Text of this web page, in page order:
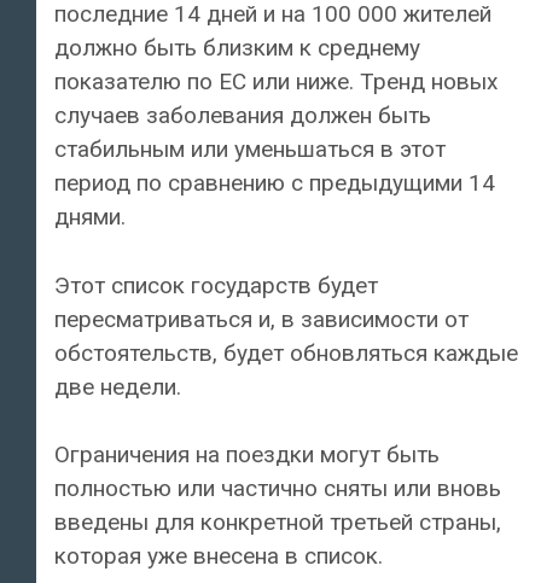
последние 14 дней и на 100 000 жителей
должно быть близким к среднему
показателю по ЕС или ниже. Тренд новых
случаев заболевания должен быть
стабильным или уменьшаться в этот
период по сравнению с предыдущими 14
днями.
Этот список государств будет
пересматриваться и, в зависимости от
обстоятельств, будет обновляться каждые
две недели.
Ограничения на поездки могут быть
полностью или частично сняты или вновь
введены для конкретной третьей страны,
которая уже внесена в список.